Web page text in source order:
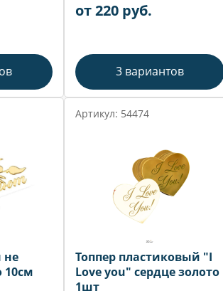
от 220 руб.
3 вариантов
не
10см
Артикул: 54474
Топпер пластиковый "I
Love you" сердце золото
1шт